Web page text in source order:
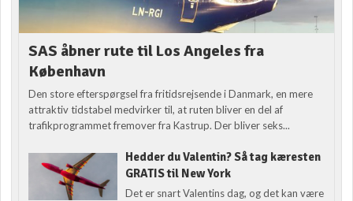
SAS åbner rute til Los Angeles fra
København
Den store efterspørgsel fra fritidsrejsende i Danmark, en mere
attraktiv tidstabel medvirker til, at ruten bliver en del af
trafikprogrammet fremover fra Kastrup. Der bliver seks...
Hedder du Valentin? Så tag kæresten
GRATIS til New York
Det er snart Valentins dag, og det kan være